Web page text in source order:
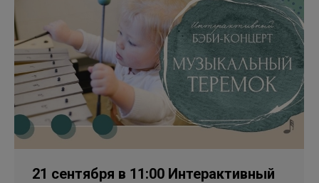
21 сентября в 11:00 Интерактивный